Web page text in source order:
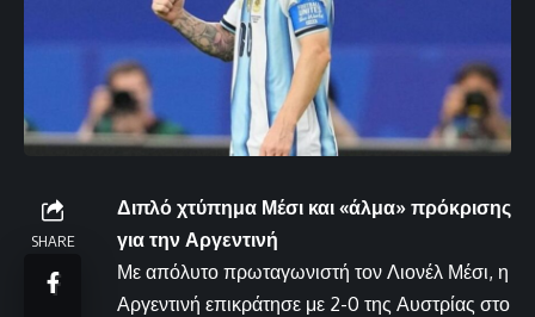
SHARE
Διπλό χτύπημα Μέσι και «άλμα» πρόκρισης
για την Αργεντινή
Με απόλυτο πρωταγωνιστή τον Λιονέλ Μέσι, η
Αργεντινή επικράτησε με 2-0 της Αυστρίας στο